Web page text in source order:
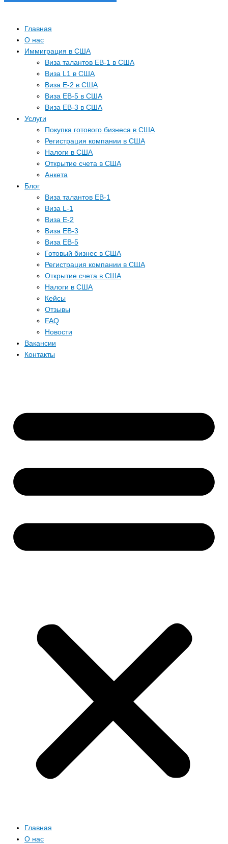
Главная
О нас
Иммиграция в США
Виза талантов EB-1 в США
Виза L1 в США
Виза E-2 в США
Виза EB-5 в США
Виза EB-3 в США
Услуги
Покупка готового бизнеса в США
Регистрация компании в США
Налоги в США
Открытие счета в США
Анкета
Блог
Виза талантов EB-1
Виза L-1
Виза E-2
Виза EB-3
Виза EB-5
Готовый бизнес в США
Регистрация компании в США
Открытие счета в США
Налоги в США
Кейсы
Отзывы
FAQ
Новости
Вакансии
Контакты
Главная
О нас